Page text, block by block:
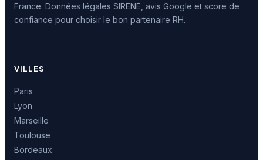
France. Données légales SIRENE, avis Google et score de
confiance pour choisir le bon partenaire RH.
VILLES
Paris
Lyon
Marseille
Toulouse
Bordeaux